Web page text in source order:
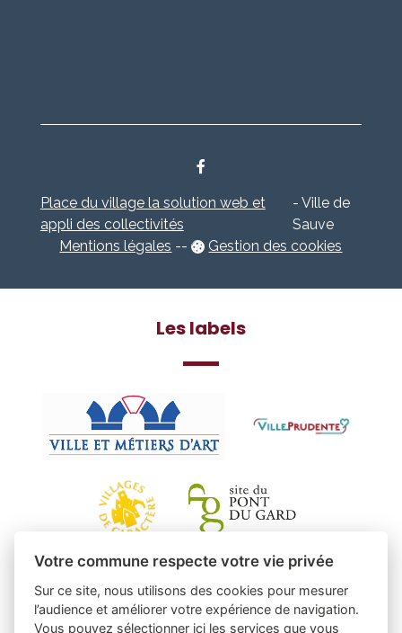
Place du village la solution web et
appli des collectivités
- Ville de
Sauve
Mentions légales -- Gestion des cookies
Les labels
Votre commune respecte votre vie privée
Sur ce site, nous utilisons des cookies pour mesurer
l’audience et améliorer votre expérience de navigation.
Vous pouvez sélectionner ici les services que vous